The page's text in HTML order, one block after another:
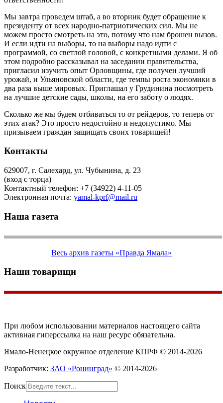
Мы завтра проведем штаб, а во вторник будет обращение к
президенту от всех народно-патриотических сил. Мы не
можем просто смотреть на это, потому что нам брошен вызов.
И если идти на выборы, то на выборы надо идти с
программой, со светлой головой, с конкретными делами. Я об
этом подробно рассказывал на заседании правительства,
пригласил изучить опыт Орловщины, где получен лучший
урожай, и Ульяновской области, где темпы роста экономики в
два раза выше мировых. Приглашал у Грудинина посмотреть
на лучшие детские сады, школы, на его заботу о людях.
Сколько же мы будем отбиваться то от рейдеров, то теперь от
этих атак? Это просто недостойно и недопустимо. Мы
призываем граждан защищать своих товарищей!
Контакты
629007, г. Салехард, ул. Чубынина, д. 23
(вход с торца)
Контактный телефон: +7 (34922) 4-11-05
Электронная почта: yamal-kprf@mail.ru
Наша газета
Весь архив газеты «Правда Ямала»
Наши товарищи
При любом использовании материалов настоящего сайта
активная гиперссылка на наш ресурс обязательна.
Ямало-Ненецкое окружное отделение КПРФ © 2014-2026
Разработчик: ЗАО «Ронинград» © 2014-2026
Поиск